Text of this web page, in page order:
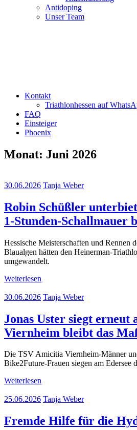
Antidoping
Unser Team
Kontakt
Triathlonhessen auf
FAQ
Einsteiger
Phoenix
Monat: Juni 2026
30.06.2026 Tanja Weber
Robin Schüßler
1‑Stunden‑Schallmauer
Hessische Meisterschaften und Rennen
Blaualgen hätten den Heinerman-
umgewandelt.
Weiterlesen
30.06.2026 Tanja Weber
Jonas Uster siegt erneut
Viernheim bleibt das
Die TSV Amicitia Viernheim-Männer
Bike2Future-Frauen siegen am Edersee
Weiterlesen
25.06.2026 Tanja Weber
Fremde Hilfe für die